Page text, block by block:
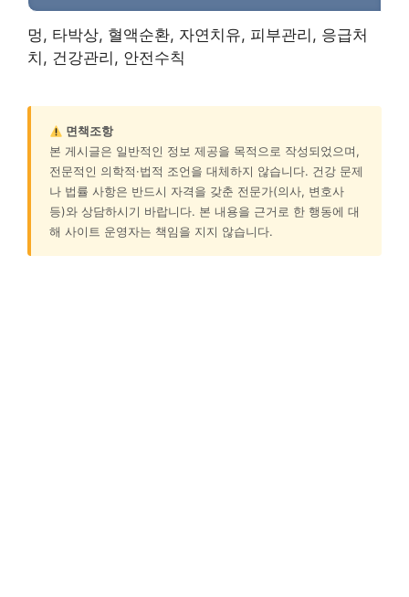
멍, 타박상, 혈액순환, 자연치유, 피부관리, 응급처
치, 건강관리, 안전수칙
면책조항
본 게시글은 일반적인 정보 제공을 목적으로 작성되었으며,
전문적인 의학적·법적 조언을 대체하지 않습니다. 건강 문제
나 법률 사항은 반드시 자격을 갖춘 전문가(의사, 변호사
등)와 상담하시기 바랍니다. 본 내용을 근거로 한 행동에 대
해 사이트 운영자는 책임을 지지 않습니다.